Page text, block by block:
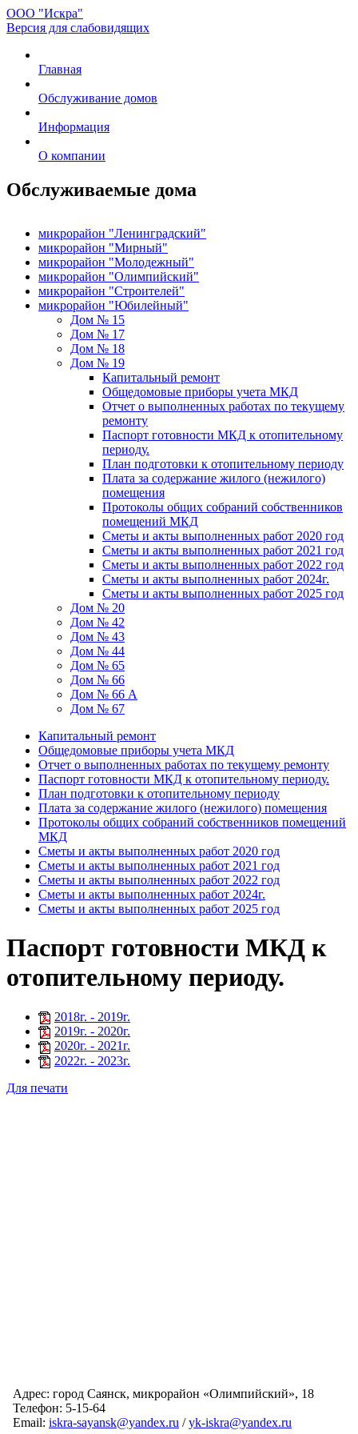
ООО "Искра"
Версия для слабовидящих
Главная
Обслуживание домов
Информация
О компании
Обслуживаемые дома
микрорайон "Ленинградский"
микрорайон "Мирный"
микрорайон "Молодежный"
микрорайон "Олимпийский"
микрорайон "Строителей"
микрорайон "Юбилейный"
Дом № 15
Дом № 17
Дом № 18
Дом № 19
Капитальный ремонт
Общедомовые приборы учета МКД
Отчет о выполненных работах по текущему
ремонту
Паспорт готовности МКД к отопительному
периоду.
План подготовки к отопительному периоду
Плата за содержание жилого (нежилого)
помещения
Протоколы общих собраний собственников
помещений МКД
Сметы и акты выполненных работ 2020 год
Сметы и акты выполненных работ 2021 год
Сметы и акты выполненных работ 2022 год
Сметы и акты выполненных работ 2024г.
Сметы и акты выполненных работ 2025 год
Дом № 20
Дом № 42
Дом № 43
Дом № 44
Дом № 65
Дом № 66
Дом № 66 А
Дом № 67
Капитальный ремонт
Общедомовые приборы учета МКД
Отчет о выполненных работах по текущему ремонту
Паспорт готовности МКД к отопительному периоду.
План подготовки к отопительному периоду
Плата за содержание жилого (нежилого) помещения
Протоколы общих собраний собственников помещений
МКД
Сметы и акты выполненных работ 2020 год
Сметы и акты выполненных работ 2021 год
Сметы и акты выполненных работ 2022 год
Сметы и акты выполненных работ 2024г.
Сметы и акты выполненных работ 2025 год
Паспорт готовности МКД к
отопительному периоду.
2018г. - 2019г.
2019г. - 2020г.
2020г. - 2021г.
2022г. - 2023г.
Для печати
Адрес: город Саянск, микрорайон «Олимпийский», 18
Телефон: 5-15-64
Email: iskra-sayansk@yandex.ru /yk-iskra@yandex.ru